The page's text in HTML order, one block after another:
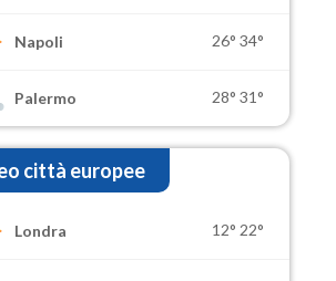
Napoli 26° 34°
Palermo 28° 31°
città europee
Londra 12° 22°